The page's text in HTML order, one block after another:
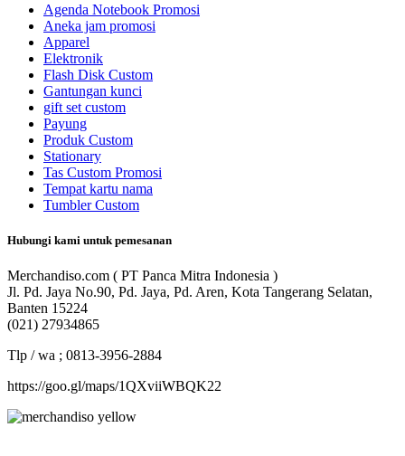
Agenda Notebook Promosi
Aneka jam promosi
Apparel
Elektronik
Flash Disk Custom
Gantungan kunci
gift set custom
Payung
Produk Custom
Stationary
Tas Custom Promosi
Tempat kartu nama
Tumbler Custom
Hubungi kami untuk pemesanan
Merchandiso.com ( PT Panca Mitra Indonesia )
Jl. Pd. Jaya No.90, Pd. Jaya, Pd. Aren, Kota Tangerang Selatan,
Banten 15224
(021) 27934865
Tlp / wa ; 0813-3956-2884
https://goo.gl/maps/1QXviiWBQK22